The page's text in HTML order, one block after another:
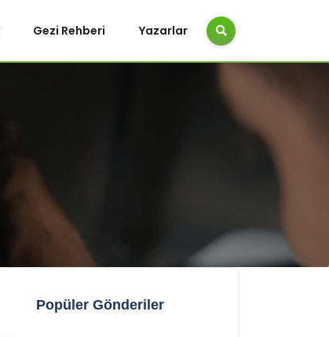
Gezi Rehberi Yazarlar
Popüler Gönderiler